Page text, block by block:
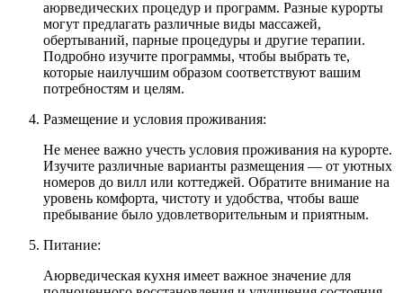
аюрведических процедур и программ. Разные курорты
могут предлагать различные виды массажей,
обертываний, парные процедуры и другие терапии.
Подробно изучите программы, чтобы выбрать те,
которые наилучшим образом соответствуют вашим
потребностям и целям.
Размещение и условия проживания:
Не менее важно учесть условия проживания на курорте.
Изучите различные варианты размещения — от уютных
номеров до вилл или коттеджей. Обратите внимание на
уровень комфорта, чистоту и удобства, чтобы ваше
пребывание было удовлетворительным и приятным.
Питание:
Аюрведическая кухня имеет важное значение для